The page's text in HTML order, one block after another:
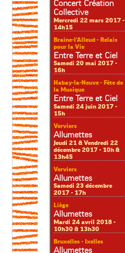
Concert Création
Collective
Mercredi 22 mars 2017 -
14h15
Braine-l’Alleud - Relais
pour la Vie
Entre Terre et Ciel
Samedi 20 mai 2017 -
16h
Habay-la-Neuve - Fête de
la Musique
Entre Terre et Ciel
Samedi 24 juin 2017 -
15h
Verviers
Allumettes
Jeudi 21 & Vendredi 22
décembre 2017 - 10h &
13h45
Verviers
Allumettes
Samedi 23 décembre
2017 - 17h
Liège
Allumettes
Mardi 24 avril 2018 -
10h30 & 13h30
Bruxelles - Ixelles
Allumettes